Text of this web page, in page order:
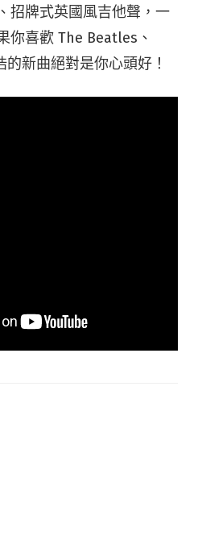
招牌式英國風吉他聲，一
你喜歡 The Beatles、
新曲絕對是你心頭好！